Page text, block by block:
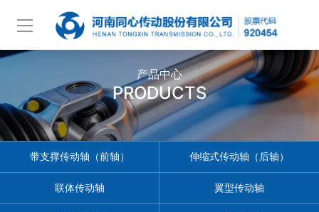
产品中心
PRODUCTS
带支撑传动轴（前轴） 伸缩式传动轴（后轴）
联体传动轴 翼型传动轴